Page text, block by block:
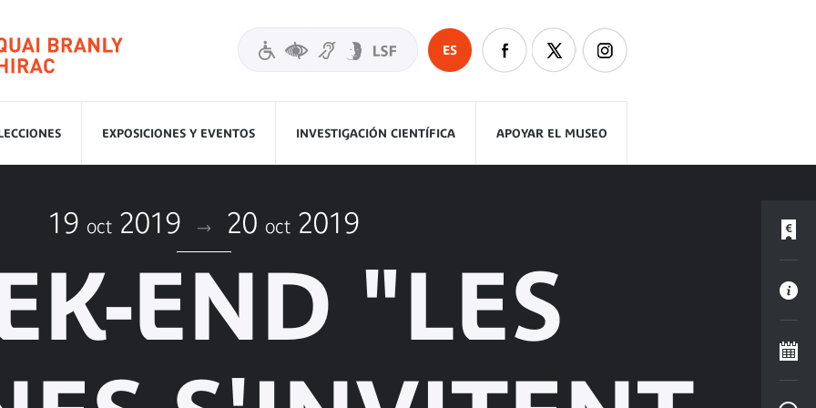
ES
EXPOSICIONES Y EVENTOS INVESTIGACIÓN CIENTÍFICA APOYAR EL MUSEO
19 oct 2019 20 oct 2019
END "LES